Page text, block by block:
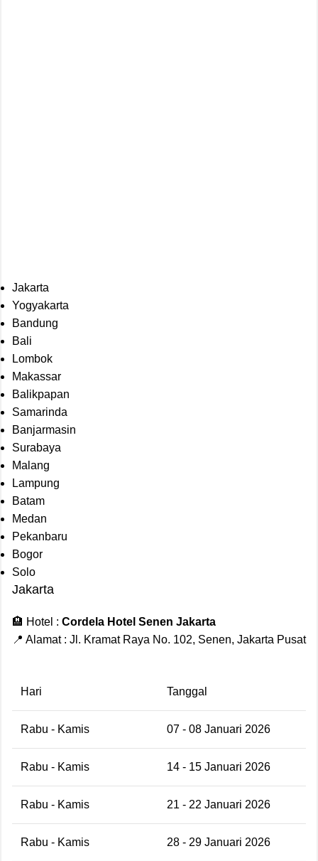
Jakarta
Yogyakarta
Bandung
Bali
Lombok
Makassar
Balikpapan
Samarinda
Banjarmasin
Surabaya
Malang
Lampung
Batam
Medan
Pekanbaru
Bogor
Solo
Jakarta
🏨 Hotel : Cordela Hotel Senen Jakarta
📍 Alamat : Jl. Kramat Raya No. 102, Senen, Jakarta Pusat
Hari Tanggal
Rabu - Kamis 07 - 08 Januari 2026
Rabu - Kamis 14 - 15 Januari 2026
Rabu - Kamis 21 - 22 Januari 2026
Rabu - Kamis 28 - 29 Januari 2026